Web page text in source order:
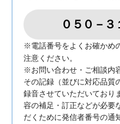
０５０－３
※電話番号をよくお確かめ
注意ください。
※お問い合わせ・ご相談内
その記録（並びに対応品質
録音させていただいており
容の補足・訂正などが必要
だくために発信者番号の通